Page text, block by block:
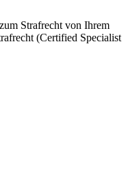
Strafrecht von Ihrem
(Certified Specialist